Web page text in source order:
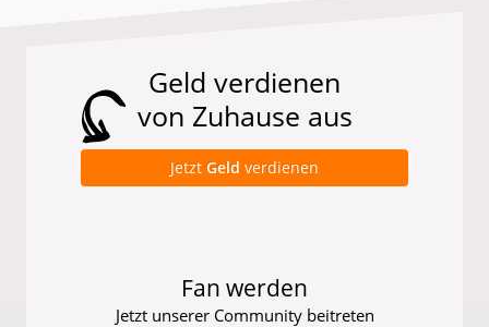
Geld verdienen
von Zuhause aus
Jetzt Geld verdienen
Fan werden
Jetzt unserer Community beitreten